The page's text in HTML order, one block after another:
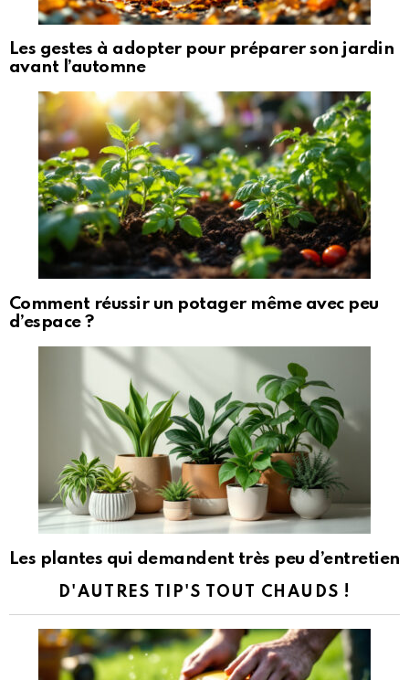
Les gestes à adopter pour préparer son jardin
avant l’automne
Comment réussir un potager même avec peu
d’espace ?
Les plantes qui demandent très peu d’entretien
D'AUTRES TIP'S TOUT CHAUDS !